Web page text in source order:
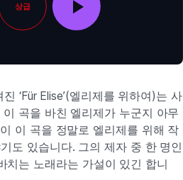
상급
‘Für Elise’(엘리제를 위하여)는 사
곡을 바친 엘리제가 누군지 아무
이 곡을 정말로 엘리제를 위해 작
도 있습니다. 그의 제자 중 한 명인
는 노래라는 가설이 있긴 합니